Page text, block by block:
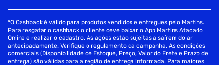
*O Cashback é válido para produtos vendidos e entregues pelo Martins.
Para resgatar o cashback o cliente deve baixar o App Martins Atacado
Online e realizar o cadastro. As ações estão sujeitas a saírem do ar
antecipadamente. Verifique o regulamento da campanha. As condições
comerciais (Disponibilidade de Estoque, Preço, Valor do Frete e Prazo de
entrega) são válidas para a região de entrega informada. Para maiores